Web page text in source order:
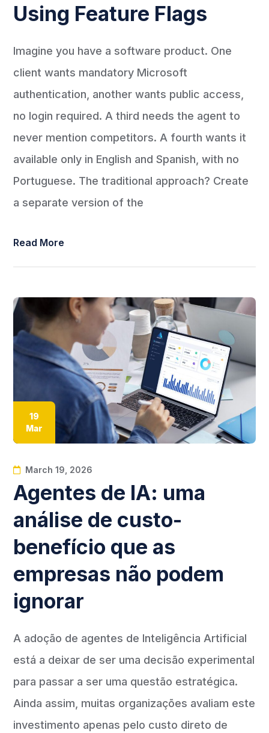
Using Feature Flags
Imagine you have a software product. One
client wants mandatory Microsoft
authentication, another wants public access,
no login required. A third needs the agent to
never mention competitors. A fourth wants it
available only in English and Spanish, with no
Portuguese. The traditional approach? Create
a separate version of the
Read More
19
Mar
March 19, 2026
Agentes de IA: uma
análise de custo-
benefício que as
empresas não podem
ignorar
A adoção de agentes de Inteligência Artificial
está a deixar de ser uma decisão experimental
para passar a ser uma questão estratégica.
Ainda assim, muitas organizações avaliam este
investimento apenas pelo custo direto de